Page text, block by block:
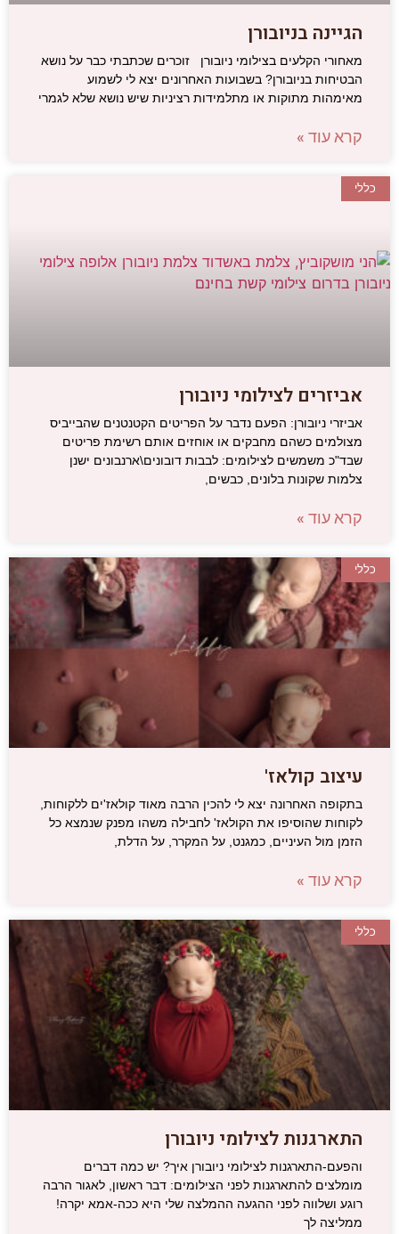
הגיינה בניובורן
מאחורי הקלעים בצילומי ניובורן זוכרים שכתבתי כבר על נושא
הבטיחות בניובורן? בשבועות האחרונים יצא לי לשמוע
מאימהות מתוקות או מתלמידות רציניות שיש נושא שלא לגמרי
קרא עוד »
כללי
אביזרים לצילומי ניובורן
אביזרי ניובורן: הפעם נדבר על הפריטים הקטנטנים שהבייביס
מצולמים כשהם מחבקים או אוחזים אותם רשימת פריטים
שבד"כ משמשים לצילומים: לבבות דובונים\ארנבונים ישנן
צלמות שקונות בלונים, כבשים,
קרא עוד »
כללי
עיצוב קולאז'
בתקופה האחרונה יצא לי להכין הרבה מאוד קולאז'ים ללקוחות,
לקוחות שהוסיפו את הקולאז' לחבילה משהו מפנק שנמצא כל
הזמן מול העיניים, כמגנט, על המקרר, על הדלת,
קרא עוד »
כללי
התארגנות לצילומי ניובורן
והפעם-התארגנות לצילומי ניובורן איך? יש כמה דברים
מומלצים להתארגנות לפני הצילומים: דבר ראשון, לאגור הרבה
רוגע ושלווה לפני ההגעה ההמלצה שלי היא ככה-אמא יקרה!
ממליצה לך